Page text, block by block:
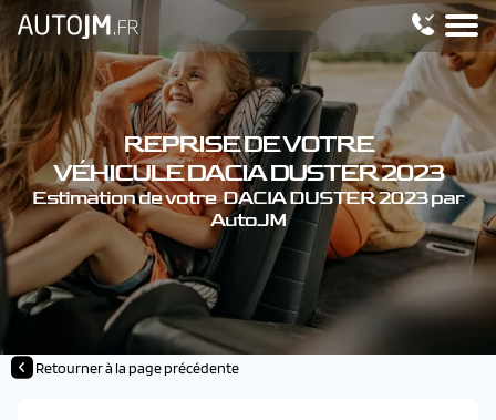
REPRISE DE VOTRE
VÉHICULE DACIA DUSTER 2023
Estimation de votre DACIA DUSTER 2023 par
AutoJM
Retourner à la page précédente